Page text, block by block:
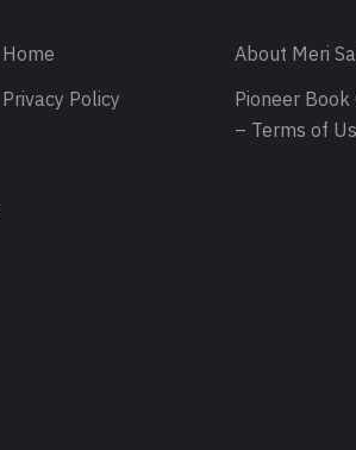
Home About Meri
Privacy Policy
Pioneer Book
– Terms of